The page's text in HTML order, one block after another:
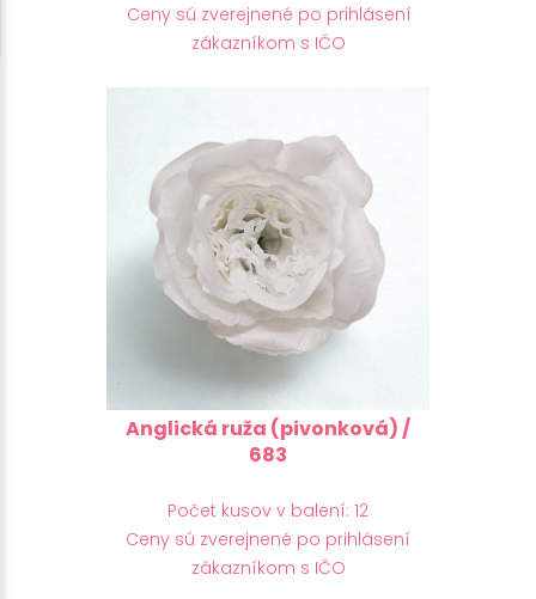
Ceny sú zverejnené po prihlásení
zákazníkom s IČO
Anglická ruža (pivonková) /
683
Počet kusov v balení: 12
Ceny sú zverejnené po prihlásení
zákazníkom s IČO